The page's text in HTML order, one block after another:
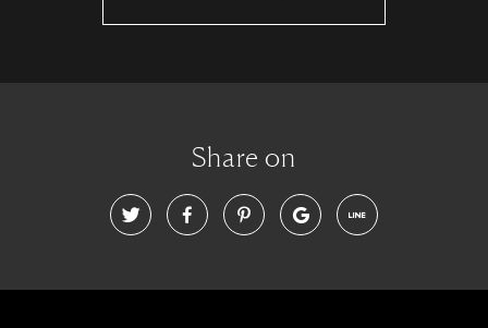
Share on